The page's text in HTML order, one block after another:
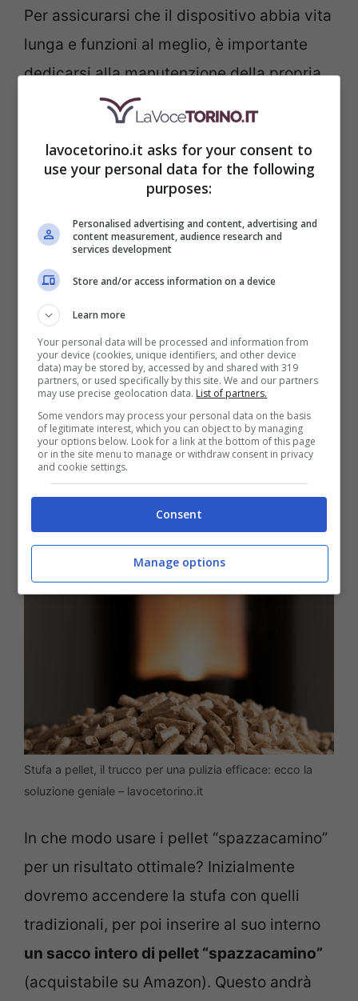
Per assicurarsi che il dispositivo abbia vita
lunga e funzioni al meglio, è importante
dedicarsi alla manutenzione della propria
stufa a pellet.Questa deve essere svolta
procedere con un’attenta pulizia
dell’apparecchio. Fortunatamente,
esistono diversi prodotti che possono
venire in nostro soccorso.
I cosiddetti
una soluzione efficace
residui di fuliggine e catrame che tendono
ad accumularsi nel condotto della stufa.
Formati da sostanze chimiche (tra cui il
cloruro di rame), grazie ad essi potremo
essere certi che l’apparecchio sia sempre
performante e sicuro. In tal modo, infatti,
anche il pericolo di incendi verrà limitato.
Stufa a pellet, il trucco per una pulizia efficace: ecco la
soluzione geniale – lavocetorino.it
In che modo usare i pellet “spazzacamino”
per un risultato ottimale? Inizialmente
dovremo accendere la stufa con quelli
tradizionali, per poi inserire al suo interno
un sacco intero di pellet “spazzacamino”
(acquistabile su Amazon). Questo andrà
lavocetorino.it asks for your consent to
use your personal data for the following
purposes:
Personalised advertising and content, advertising and
content measurement, audience research and
services development
Store and/or access information on a device
Learn more
Your personal data will be processed and information from
your device (cookies, unique identifiers, and other device
data) may be stored by, accessed by and shared with 319
partners, or used specifically by this site. We and our partners
may use precise geolocation data. List of partners.
Some vendors may process your personal data on the basis
of legitimate interest, which you can object to by managing
your options below. Look for a link at the bottom of this page
or in the site menu to manage or withdraw consent in privacy
and cookie settings.
Consent
Manage options